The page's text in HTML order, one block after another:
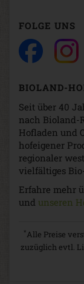
FOLGE UNS
BIOLAND-
Seit über 40
nach Bioland-
Hofladen und
hofeigener
regionaler
vielfältiges
Erfahre mehr
und unseren
*Alle Preise
zuzüglich evtl.